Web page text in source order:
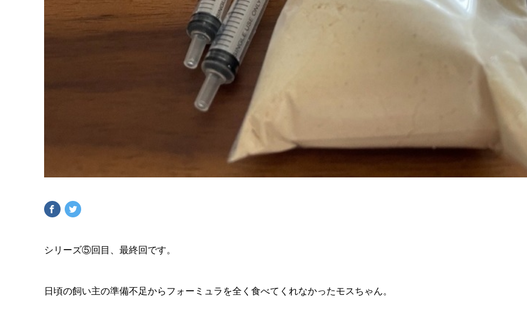
シリーズ⑤回目、最終回です。
日頃の飼い主の準備不足からフォーミュラを全く食べてくれなかったモスちゃん。